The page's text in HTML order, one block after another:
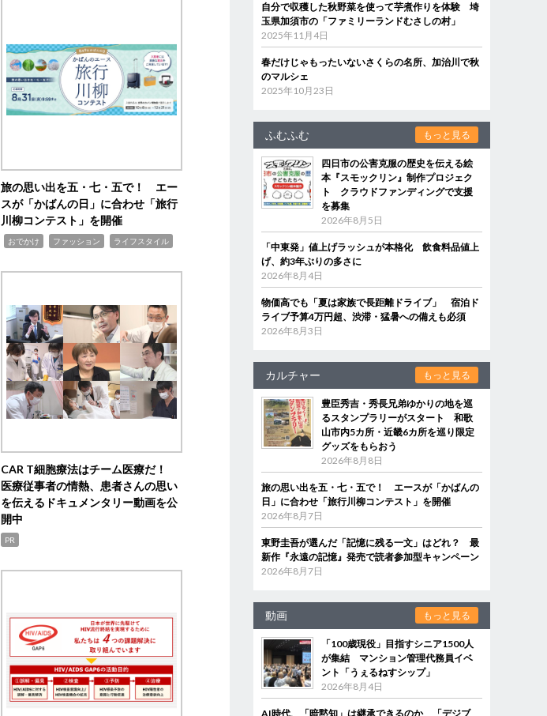
旅の思い出を五・七・五で！ エー
スが「かばんの日」に合わせ「旅行
川柳コンテスト」を開催
おでかけ ファッション ライフスタイル
CAR T細胞療法はチーム医療だ！
医療従事者の情熱、患者さんの思い
を伝えるドキュメンタリー動画を公
開中
PR
自分で収穫した秋野菜を使って芋煮作りを体験 埼
玉県加須市の「ファミリーランドむさしの村」
2025年11月4日
春だけじゃもったいないさくらの名所、加治川で秋
のマルシェ
2025年10月23日
ふむふむ もっと見る
四日市の公害克服の歴史を伝える絵
本『スモックリン』制作プロジェク
ト クラウドファンディングで支援
を募集
2026年8月5日
「中東発」値上げラッシュが本格化 飲食料品値上
げ、約3年ぶりの多さに
2026年8月4日
物価高でも「夏は家族で長距離ドライブ」 宿泊ド
ライブ予算4万円超、渋滞・猛暑への備えも必須
2026年8月3日
カルチャー もっと見る
豊臣秀吉・秀長兄弟ゆかりの地を巡
るスタンプラリーがスタート 和歌
山市内5カ所・近畿6カ所を巡り限定
グッズをもらおう
2026年8月8日
旅の思い出を五・七・五で！ エースが「かばんの
日」に合わせ「旅行川柳コンテスト」を開催
2026年8月7日
東野圭吾が選んだ「記憶に残る一文」はどれ？ 最
新作『永遠の記憶』発売で読者参加型キャンペーン
2026年8月7日
動画 もっと見る
「100歳現役」目指すシニア1500人
が集結 マンション管理代務員イベ
ント「うぇるねすシップ」
2026年8月4日
AI時代、「暗黙知」は継承できるのか 「デジブ